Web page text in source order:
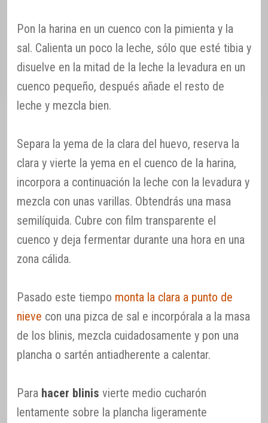
Pon la harina en un cuenco con la pimienta y la
sal. Calienta un poco la leche, sólo que esté tibia y
disuelve en la mitad de la leche la levadura en un
cuenco pequeño, después añade el resto de
leche y mezcla bien.
Separa la yema de la clara del huevo, reserva la
clara y vierte la yema en el cuenco de la harina,
incorpora a continuación la leche con la levadura y
mezcla con unas varillas. Obtendrás una masa
semilíquida. Cubre con film transparente el
cuenco y deja fermentar durante una hora en una
zona cálida.
Pasado este tiempo monta la clara a punto de
nieve con una pizca de sal e incorpórala a la masa
de los blinis, mezcla cuidadosamente y pon una
plancha o sartén antiadherente a calentar.
Para hacer blinis vierte medio cucharón
lentamente sobre la plancha ligeramente